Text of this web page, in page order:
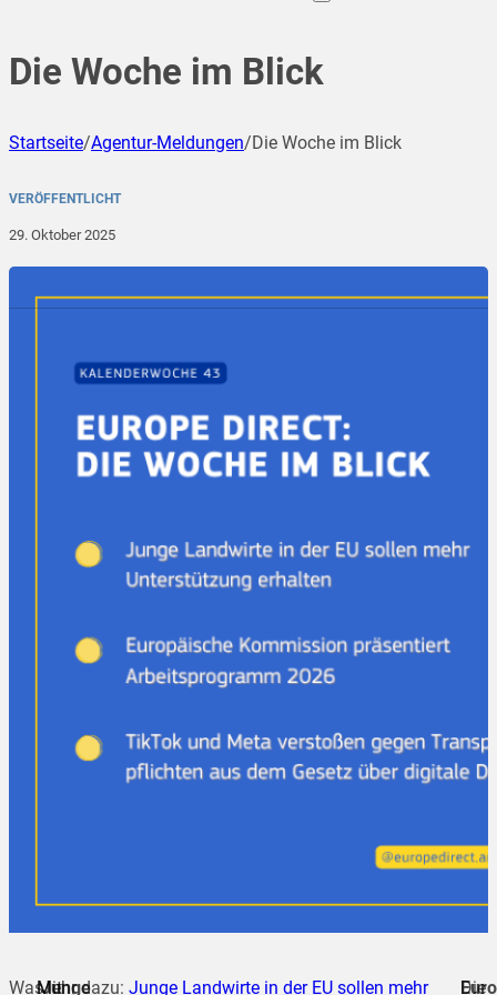
Die Woche im Blick
Startseite/Agentur-Meldungen/Die Woche im Blick
VERÖFFENTLICHT
29. Oktober 2025
WasJunge
Mit
Mehr dazu:Junge Landwirte in der EU sollen mehr
Die